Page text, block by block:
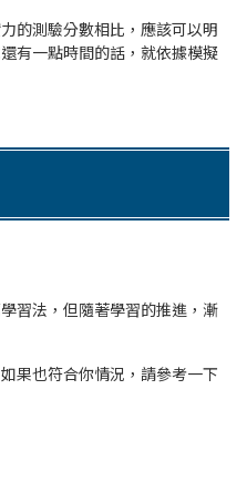
的測驗分數相比，應該可以明
有一點時間的話，就依據模擬
習法，但隨著學習的推進，漸
果也符合你情況，請參考一下